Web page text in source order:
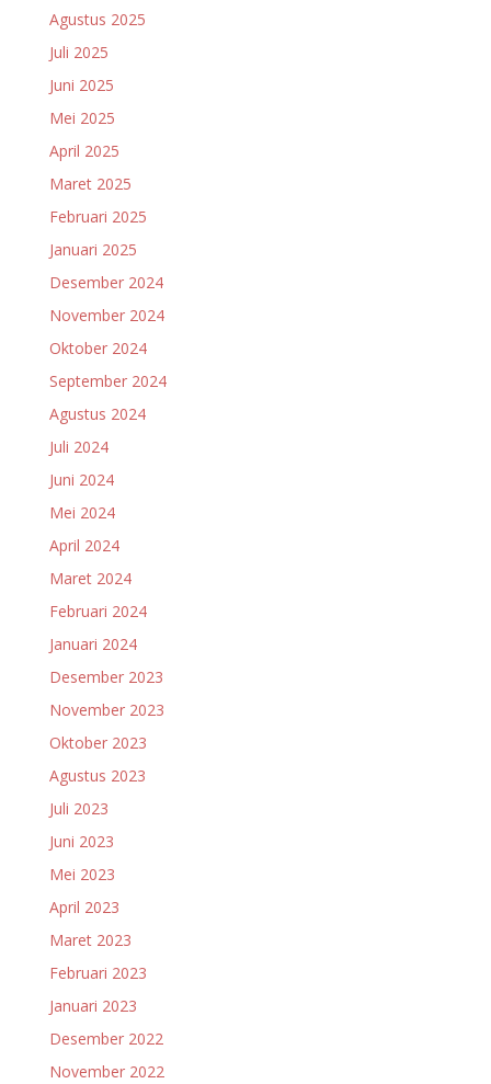
Agustus 2025
Juli 2025
Juni 2025
Mei 2025
April 2025
Maret 2025
Februari 2025
Januari 2025
Desember 2024
November 2024
Oktober 2024
September 2024
Agustus 2024
Juli 2024
Juni 2024
Mei 2024
April 2024
Maret 2024
Februari 2024
Januari 2024
Desember 2023
November 2023
Oktober 2023
Agustus 2023
Juli 2023
Juni 2023
Mei 2023
April 2023
Maret 2023
Februari 2023
Januari 2023
Desember 2022
November 2022